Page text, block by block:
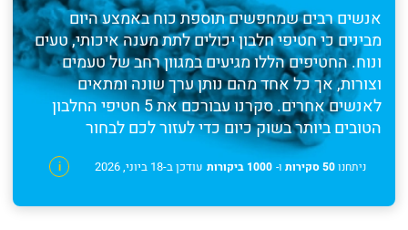
אנשים רבים שמחפשים תוספת כוח באמצע היום
מבינים כי חטיפי חלבון יכולים לתת מענה איכותי, טעים
ונוח. החטיפים הללו מגיעים במגוון רחב של טעמים
וצורות, אך כל אחד מהם נותן ערך שונה ומתאים
לאנשים אחרים. סקרנו עבורכם את 5 חטיפי החלבון
הטובים ביותר בשוק כיום כדי לעזור לכם לבחור
ניתחנו50 סקירות ו- 1000 ביקורות i עודכן ב-18 ביוני, 2026